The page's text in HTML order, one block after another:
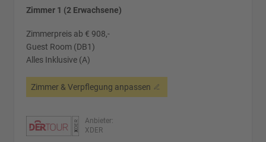
Zimmer 1 (2 Erwachsene)
Zimmerpreis ab € 908,-
Guest Room (DB1)
Alles Inklusive (A)
Zimmer & Verpflegung anpassen
Anbieter:
XDER